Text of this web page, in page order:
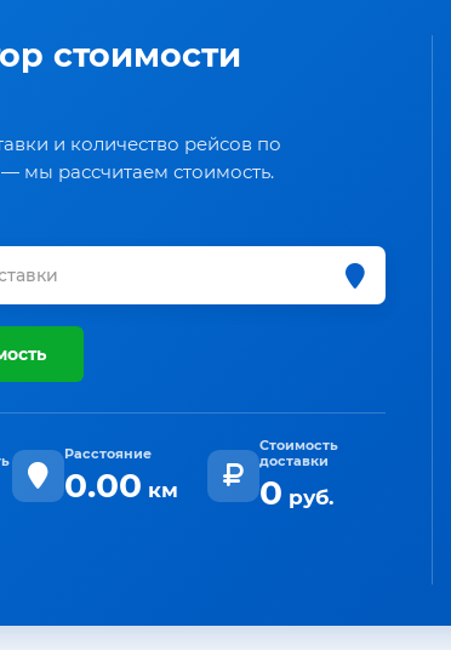
стоимости
и количество рейсов по
мы рассчитаем стоимость.
Расстояние
0.00 км
Стоимость
доставки
0 руб.